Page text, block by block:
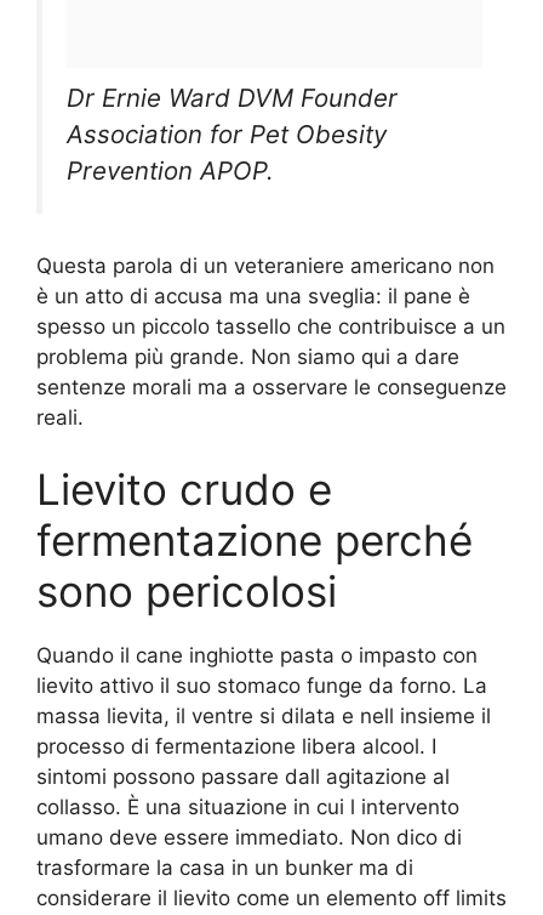
Dr Ernie Ward DVM Founder
Association for Pet Obesity
Prevention APOP.
Questa parola di un veteraniere americano non
è un atto di accusa ma una sveglia: il pane è
spesso un piccolo tassello che contribuisce a un
problema più grande. Non siamo qui a dare
sentenze morali ma a osservare le conseguenze
reali.
Lievito crudo e
fermentazione perché
sono pericolosi
Quando il cane inghiotte pasta o impasto con
lievito attivo il suo stomaco funge da forno. La
massa lievita, il ventre si dilata e nell insieme il
processo di fermentazione libera alcool. I
sintomi possono passare dall agitazione al
collasso. È una situazione in cui l intervento
umano deve essere immediato. Non dico di
trasformare la casa in un bunker ma di
considerare il lievito come un elemento off limits